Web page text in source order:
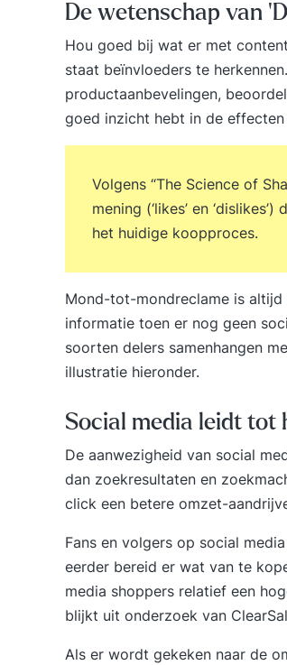
De wetenschap van
Hou goed bij wat er met
staat beïnvloeders te
productaanbevelingen,
goed inzicht hebt in de effecten
Volgens “The Science of
mening (‘likes’ en
het huidige koopproces.
Mond-tot-mondreclame is altijd
informatie toen er nog geen
soorten delers samenhangen
illustratie hieronder.
Social media leidt tot
De aanwezigheid van social
dan zoekresultaten en
click een betere omzet-
Fans en volgers op social
eerder bereid er wat van te
media shoppers relatief een
blijkt uit onderzoek van
Als er wordt gekeken naar de